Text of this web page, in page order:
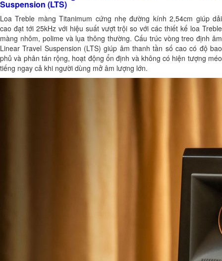
Suspension (LTS)
Loa Treble màng Titanimum cứng nhẹ đường kính 2,54cm giúp dải
cao đạt tới 25kHz với hiệu suất vượt trội so với các thiết kế loa Treble
màng nhôm, polime và lụa thông thường. Cấu trúc vòng treo định âm
Linear Travel Suspension (LTS) giúp âm thanh tần số cao có độ bao
phủ và phân tán rộng, hoạt động ổn định và không có hiện tượng méo
tiếng ngay cả khi người dùng mở âm lượng lớn.